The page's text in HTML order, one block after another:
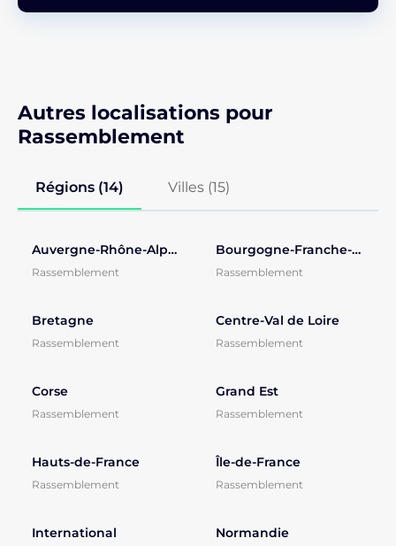
Autres localisations pour
Rassemblement
Régions (14) Villes (15)
Auvergne-Rhône-Alpes
Rassemblement
Bourgogne-Franche-Comté
Rassemblement
Bretagne
Rassemblement
Centre-Val de Loire
Rassemblement
Corse
Rassemblement
Grand Est
Rassemblement
Hauts-de-France
Rassemblement
Île-de-France
Rassemblement
International Normandie